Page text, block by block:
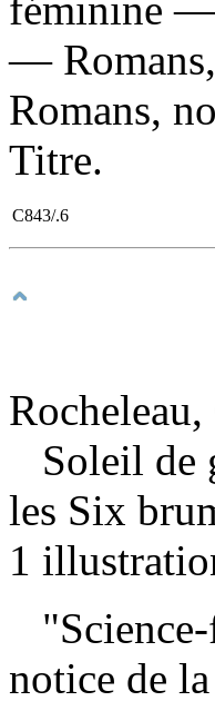
—
Romans,
Titre.
C843/.6
Soleil de
les Six
1
notice de